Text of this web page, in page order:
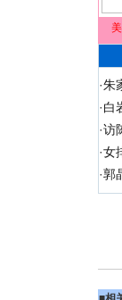
·朱
·白
·访
·女
·郭